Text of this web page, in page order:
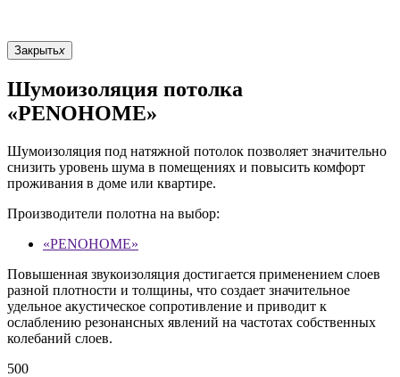
Закрытьx
Шумоизоляция потолка
«PENOHOME»
Шумоизоляция под натяжной потолок позволяет значительно
снизить уровень шума в помещениях и повысить комфорт
проживания в доме или квартире.
Производители полотна на выбор:
«PENOHOME»
Повышенная звукоизоляция достигается применением слоев
разной плотности и толщины, что создает значительное
удельное акустическое сопротивление и приводит к
ослаблению резонансных явлений на частотах собственных
колебаний слоев.
500